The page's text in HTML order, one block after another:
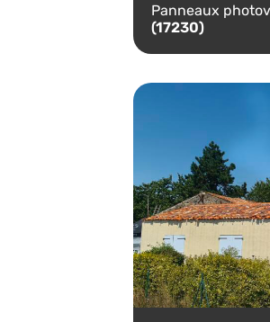
Panneaux
(17230)